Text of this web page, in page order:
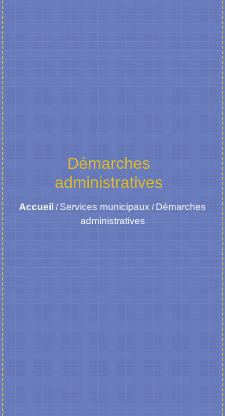
Démarches
administratives
Accueil / Services municipaux / Démarches
administratives